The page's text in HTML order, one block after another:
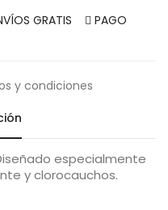
GRATIS
PAGO
y condiciones
especialmente
y clorocauchos.